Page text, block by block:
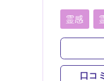
間関係、
職、適職
仕事、引
気、総合
霊感
死者霊の
口コ